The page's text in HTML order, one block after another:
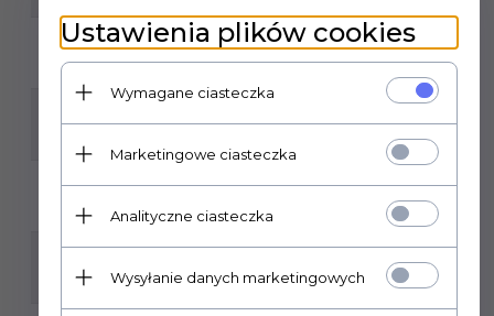
GATUNEK:
ILOŚĆ SZTUK W OPAKOWANIU:
Ustawienia plików cookies
Wymagane ciasteczka
Marketingowe ciasteczka
Analityczne ciasteczka
Wysyłanie danych marketingowych